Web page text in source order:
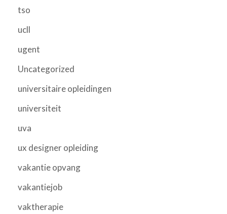
tso
ucll
ugent
Uncategorized
universitaire opleidingen
universiteit
uva
ux designer opleiding
vakantie opvang
vakantiejob
vaktherapie